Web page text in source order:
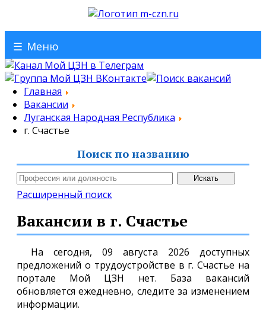
☰ Меню
Главная
Вакансии
Луганская Народная Республика
г. Счастье
Поиск по названию
Расширенный поиск
Вакансии в г. Счастье
На сегодня, 09 августа 2026 доступных
предложений о трудоустройстве в г. Счастье на
портале Мой ЦЗН нет. База вакансий
обновляется ежедневно, следите за изменением
информации.